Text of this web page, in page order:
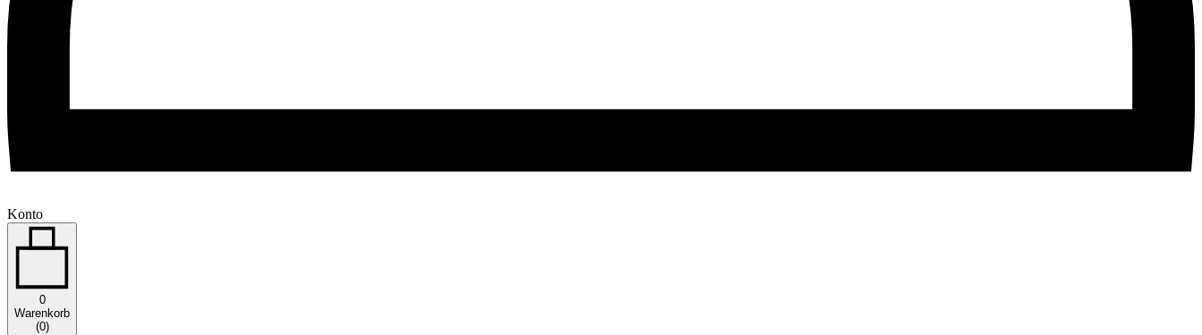
Konto
0
Warenkorb
(0)